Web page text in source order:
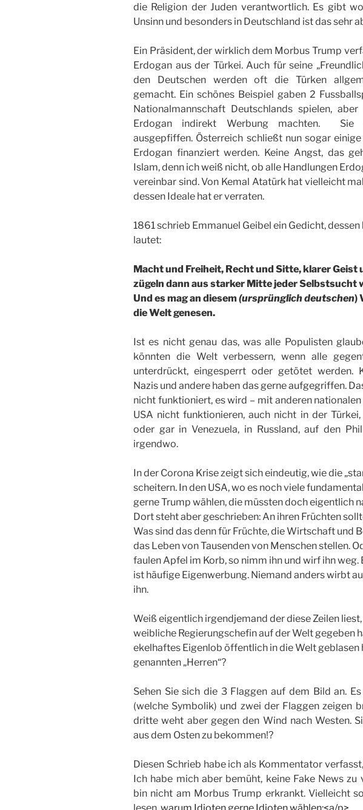
die Religion der Juden verantwortlich. Es gibt
Unsinn und besonders in Deutschland ist das sehr
Ein Präsident, der wirklich dem Morbus Trump
Erdogan aus der Türkei. Auch für seine
den Deutschen werden oft die Türken
gemacht. Ein schönes Beispiel gaben 2
Nationalmannschaft Deutschlands spielen,
Erdogan indirekt Werbung machten. Sie
ausgepfiffen. Österreich schließt nun sogar
Erdogan finanziert werden. Keine Angst, das
Islam, denn ich weiß nicht, ob alle Handlungen
vereinbar sind. Von Kemal Atatürk hat vielleicht
dessen Ideale hat er verraten.
1861 schrieb Emmanuel Geibel ein Gedicht, dessen
lautet:
Macht und Freiheit, Recht und Sitte, klarer Geist
zügeln dann aus starker Mitte jeder Selbstsucht
Und es mag an diesem (ursprünglich deutschen)
die Welt genesen.
Ist es nicht genau das, was alle Populisten
könnten die Welt verbessern, wenn alle
unterdrückt, eingesperrt oder getötet werden.
Nazis und andere haben das gerne aufgegriffen.
nicht funktioniert, es wird – mit anderen nationalen
USA nicht funktionieren, auch nicht in der
oder gar in Venezuela, in Russland, auf den
irgendwo.
In der Corona Krise zeigt sich eindeutig, wie die
scheitern. In den USA, wo es noch viele
gerne Trump wählen, die müssten doch eigentlich
Dort steht aber geschrieben: An ihren Früchten
Was sind das denn für Früchte, die Wirtschaft und
das Leben von Tausenden von Menschen stellen.
faulen Apfel im Korb, so nimm ihn und wirf ihn weg.
ist häufige Eigenwerbung. Niemand anders wirbt
ihn.
Weiß eigentlich irgendjemand der diese Zeilen liest,
weibliche Regierungschefin auf der Welt gegeben
ekelhaftes Eigenlob öffentlich in die Welt geblasen
genannten „Herren“?
Sehen Sie sich die 3 Flaggen auf dem Bild an.
(welche Symbolik) und zwei der Flaggen zeigen
dritte weht aber gegen den Wind nach Westen.
aus dem Osten zu bekommen!?
Diesen Schrieb habe ich als Kommentator
Ich habe mich aber bemüht, keine Fake News zu
bin nicht am Morbus Trump erkrankt. Vielleicht
lesen, warum Idioten gerne Idioten wählen:<a/p>